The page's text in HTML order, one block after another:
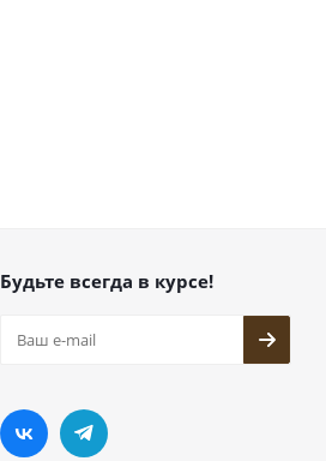
Будьте всегда в курсе!